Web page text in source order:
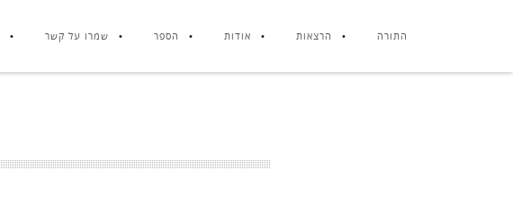
התורה הרצאות אודות הספר שמרו על קשר